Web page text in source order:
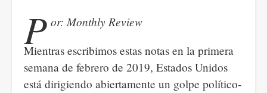
liberar
placer.
P or: Monthly Review
Mientras escribimos estas notas en la primera
semana de febrero de 2019, Estados Unidos
está dirigiendo abiertamente un golpe político-